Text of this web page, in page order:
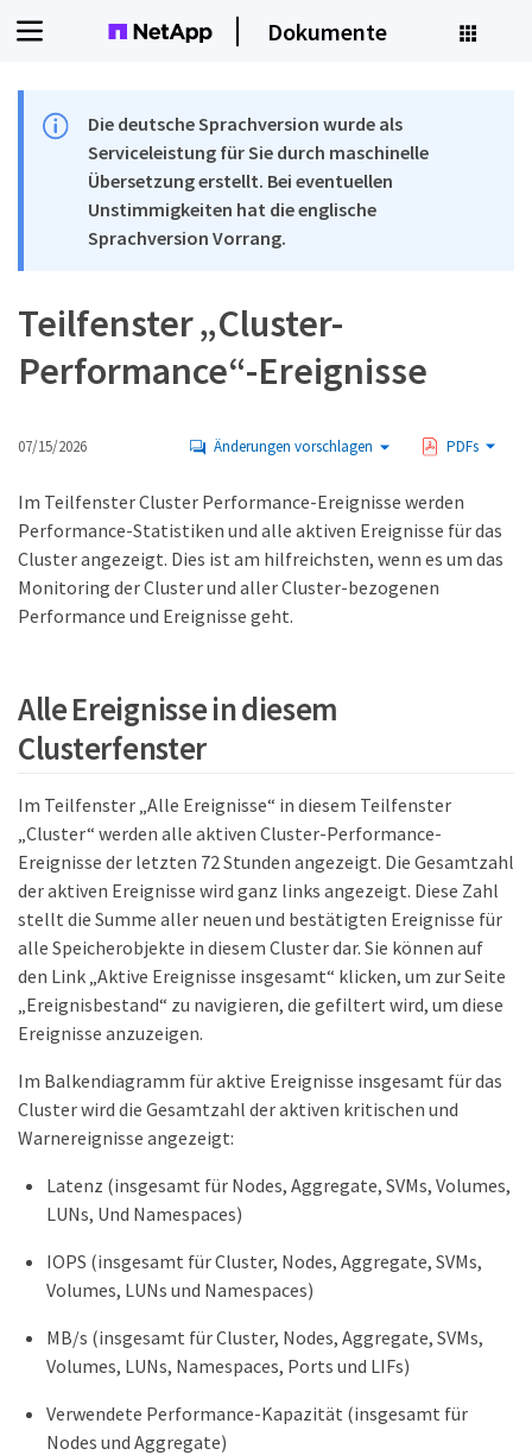
Dokumente
Die deutsche Sprachversion wurde als
Serviceleistung für Sie durch maschinelle
Übersetzung erstellt. Bei eventuellen
Unstimmigkeiten hat die englische
Sprachversion Vorrang.
Teilfenster „Cluster-
Performance“-Ereignisse
07/15/2026 Änderungen vorschlagen PDFs
Im Teilfenster Cluster Performance-Ereignisse werden
Performance-Statistiken und alle aktiven Ereignisse für das
Cluster angezeigt. Dies ist am hilfreichsten, wenn es um das
Monitoring der Cluster und aller Cluster-bezogenen
Performance und Ereignisse geht.
Alle Ereignisse in diesem
Clusterfenster
Im Teilfenster „Alle Ereignisse“ in diesem Teilfenster
„Cluster“ werden alle aktiven Cluster-Performance-
Ereignisse der letzten 72 Stunden angezeigt. Die Gesamtzahl
der aktiven Ereignisse wird ganz links angezeigt. Diese Zahl
stellt die Summe aller neuen und bestätigten Ereignisse für
alle Speicherobjekte in diesem Cluster dar. Sie können auf
den Link „Aktive Ereignisse insgesamt“ klicken, um zur Seite
„Ereignisbestand“ zu navigieren, die gefiltert wird, um diese
Ereignisse anzuzeigen.
Im Balkendiagramm für aktive Ereignisse insgesamt für das
Cluster wird die Gesamtzahl der aktiven kritischen und
Warnereignisse angezeigt:
Latenz (insgesamt für Nodes, Aggregate, SVMs, Volumes,
LUNs, Und Namespaces)
IOPS (insgesamt für Cluster, Nodes, Aggregate, SVMs,
Volumes, LUNs und Namespaces)
MB/s (insgesamt für Cluster, Nodes, Aggregate, SVMs,
Volumes, LUNs, Namespaces, Ports und LIFs)
Verwendete Performance-Kapazität (insgesamt für
Nodes und Aggregate)